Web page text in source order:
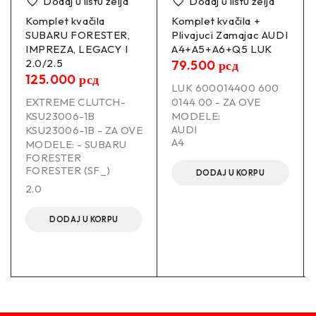
2.0 TDI (EA6A) 4D68 T 1996/09 – 2004/10 66 90
1998
GALANT VIII Estate (EA_, EC_)
2.5 V6 24V (EA5W) 6A13 2000/09 – 2003/10 118
160 2498
2.0 TDI (EA6W) 4D68 T 1996/09 – 2003/10 66
90 1998
2.5 V6 24V (EA5W) 6A13 1996/09 – 2000/09 120
163 2498
Komplet kvačila
SUBARU FORESTER,
IMPREZA, LEGACY I
2.0/2.5
125.000рсд
EXTREME CLUTCH-
KSU23006-1B
KSU23006-1B - ZA OVE
MODELE: - SUBARU
FORESTER
FORESTER (SF_)
2.0
DODAJ U KORPU
Komplet kvačila +
Plivajuci Zamajac AUDI
A4+A5+A6+Q5 LUK
79.500 рсд
LUK 600014400 600
0144 00 - ZA OVE
MODELE:
AUDI
A4
DODAJ U KORPU